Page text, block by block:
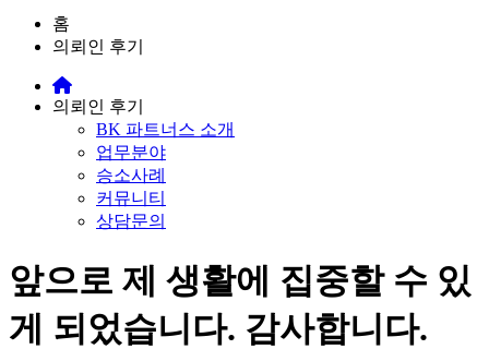
홈
의뢰인 후기
의뢰인 후기
BK 파트너스 소개
업무분야
승소사례
커뮤니티
상담문의
앞으로 제 생활에 집중할 수 있
게 되었습니다. 감사합니다.